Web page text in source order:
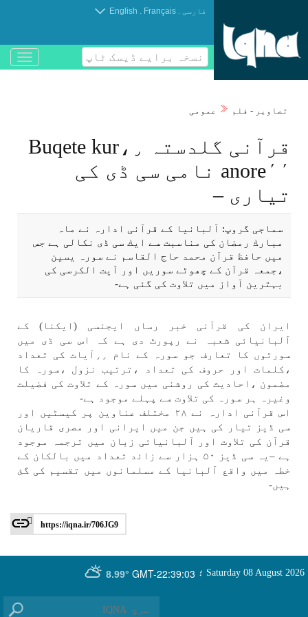
فارسی .
Français
.
English
نسخہ برایے ڈیسک ٹاپ
باز
و
تصاوير - فلم عمومی
قرآنی گلدستہ ٫،Buqete kur
anore٬٬ نامی سی ڈی كی
تياری –
سماجی گروپ: آلبانيا كے قرآنی ادارہ نے ماہ
مبارك رمضان كی مناسبت سے ايك سی ڈی نكالی ہے جس
میں حافظ قرآن محمد حاج القاسم نے سورہ يسين
،جمعہ قرآن كے چھوٹے سوریں اور آيت الكرسی كی
بہترين آواز میں تلاوت كی گئی ہے-
ايران كی قرآنی خبر رساں ايجنسی (ايكنا) كے
آلبانيائی شعبہ نے رپورٹ دی ہے كہ اس سی ڈی میں
سورتوں كا تعارف جو سورہ كے نام ٫٫آيات كی تعداد
،كلمات اور حروف كی تعداد ،ترتيب نزول ،سورہ كا
مضمون ،احاديث كی روشنی میں سورہ كے تلاوت كی فضيلت
وغيرہ ہر سورہ كی تلاوت سے پہلے موجود ہے-
اس قرآنی ادارہ نے ۲۸ مختلف عناوين پر كيسٹیں اور
سی ڈيز تيار كی ہیں جن میں ايرانی اور مصری قاريان
قرآن كی تلاوت اور آلبانيائی زبان میں ترجمہ موجود
ہے –یہ سی ڈيز ۵۰ ہزار سے زاﺋد تعداد میں بالكان كے
خطہ میں واقع آلبانيا كے مسلمانوں میں تقسيم كی گئ
ہیں-
https://iqna.ir/706JG9
GMT-22:39:03
8.99° Saturday 08 August 2026 ؛